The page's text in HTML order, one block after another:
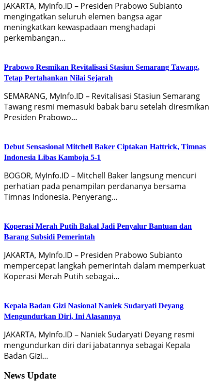
JAKARTA, MyInfo.ID – Presiden Prabowo Subianto
mengingatkan seluruh elemen bangsa agar
meningkatkan kewaspadaan menghadapi
perkembangan…
Prabowo Resmikan Revitalisasi Stasiun Semarang Tawang,
Tetap Pertahankan Nilai Sejarah
SEMARANG, MyInfo.ID – Revitalisasi Stasiun Semarang
Tawang resmi memasuki babak baru setelah diresmikan
Presiden Prabowo…
Debut Sensasional Mitchell Baker Ciptakan Hattrick, Timnas
Indonesia Libas Kamboja 5-1
BOGOR, MyInfo.ID – Mitchell Baker langsung mencuri
perhatian pada penampilan perdananya bersama
Timnas Indonesia. Penyerang…
Koperasi Merah Putih Bakal Jadi Penyalur Bantuan dan
Barang Subsidi Pemerintah
JAKARTA, MyInfo.ID – Presiden Prabowo Subianto
mempercepat langkah pemerintah dalam memperkuat
Koperasi Merah Putih sebagai…
Kepala Badan Gizi Nasional Naniek Sudaryati Deyang
Mengundurkan Diri, Ini Alasannya
JAKARTA, MyInfo.ID – Naniek Sudaryati Deyang resmi
mengundurkan diri dari jabatannya sebagai Kepala
Badan Gizi…
News Update